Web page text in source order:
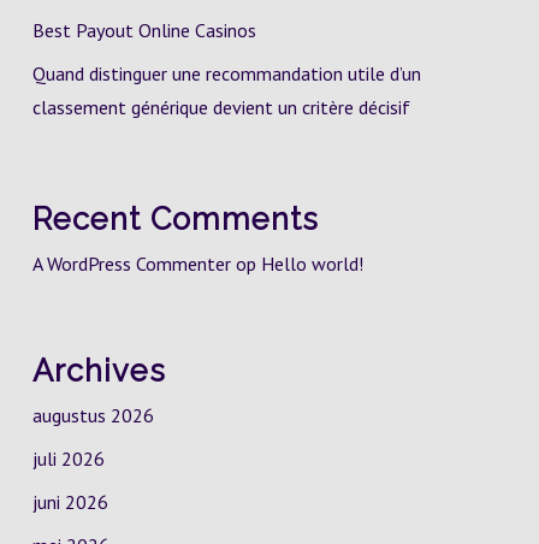
Best Payout Online Casinos
Quand distinguer une recommandation utile d’un
classement générique devient un critère décisif
Recent Comments
A WordPress Commenterop Hello world!
Archives
augustus 2026
juli 2026
juni 2026